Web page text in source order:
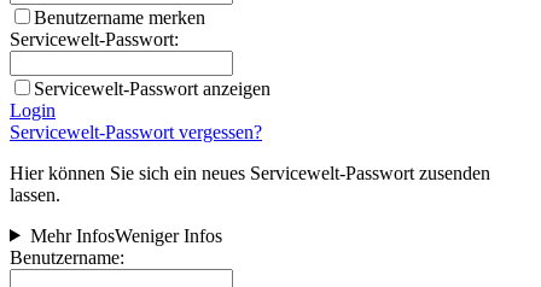
Benutzername merken
Servicewelt-Passwort:
Servicewelt-Passwort anzeigen
Login
Servicewelt-Passwort vergessen?
Hier können Sie sich ein neues Servicewelt-Passwort zusenden
lassen.
Mehr InfosWeniger Infos
Benutzername: